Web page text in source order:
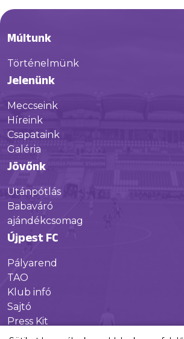
Múltunk
Történelmünk
Jelenünk
Meccseink
Híreink
Csapataink
Galéria
Jövőnk
Utánpótlás
Babaváró
ajándékcsomag
Újpest FC
Pályarend
TAO
Klub infó
Sajtó
Press Kit
Újpest FC Shop